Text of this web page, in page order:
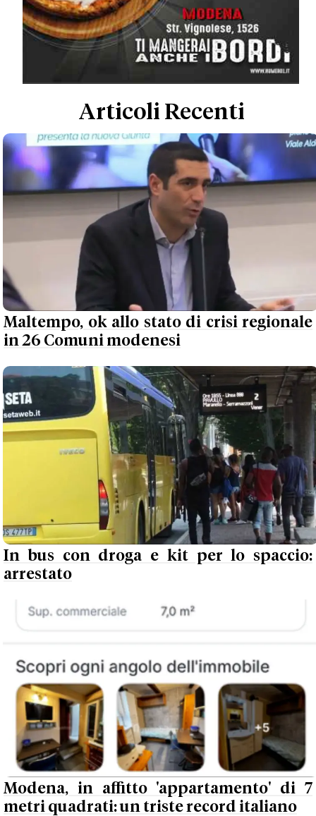
Articoli Recenti
Maltempo, ok allo stato di crisi regionale
in 26 Comuni modenesi
In bus con droga e kit per lo spaccio:
arrestato
Modena, in affitto 'appartamento' di 7
metri quadrati: un triste record italiano